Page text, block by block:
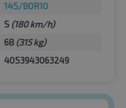
145/80R10
S (180 km/h)
68 (315 kg)
4053943063249